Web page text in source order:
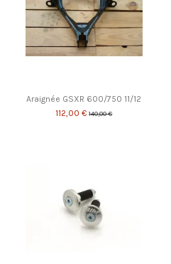
Araignée GSXR 600/750 11/12
112,00 €140,00 €